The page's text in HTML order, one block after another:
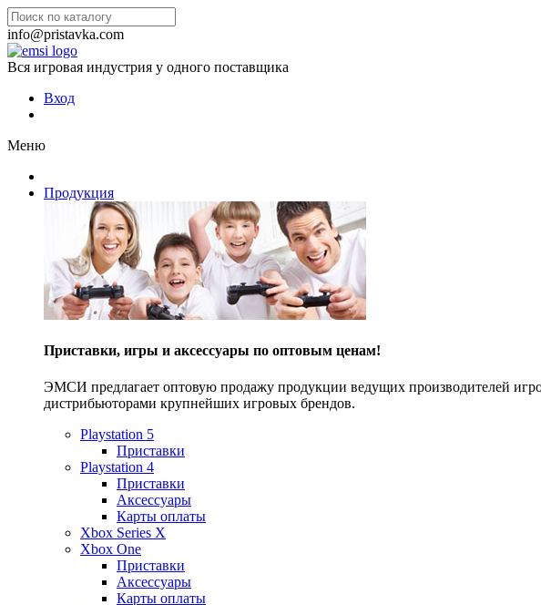
info@pristavka.com
Вся игровая индустрия у одного поставщика
Вход
Меню
Продукция
Приставки, игры и аксессуары по оптовым ценам!
ЭМСИ предлагает оптовую продажу продукции ведущих производителей
дистрибьюторами крупнейших игровых брендов.
Playstation 5
Приставки
Playstation 4
Приставки
Аксессуары
Карты оплаты
Xbox Series X
Xbox One
Приставки
Аксессуары
Карты оплаты